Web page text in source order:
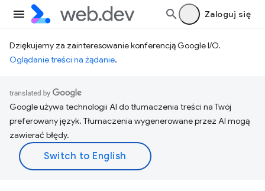
Zaloguj się
Dziękujemy za zainteresowanie konferencją Google I/O.
Oglądanie treści na żądanie.
Google używa technologii AI do tłumaczenia treści na Twój
preferowany język. Tłumaczenia wygenerowane przez AI mogą
zawierać błędy.